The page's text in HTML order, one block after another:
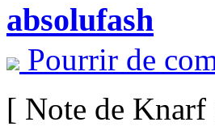
absolufash
Pourrir de
[ Note de